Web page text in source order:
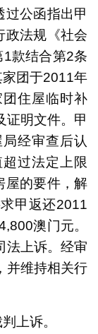
公函指出甲
政法规《社会
款结合第2条
团于2011年
住屋临时补
证明文件。甲
经审查后认
过法定上限
屋的要件，解
甲返还2011
澳门元。
法上诉。经审
并维持相关行
上诉。